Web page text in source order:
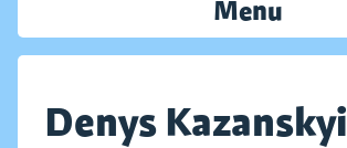
Menu
Denys Kazanskyi